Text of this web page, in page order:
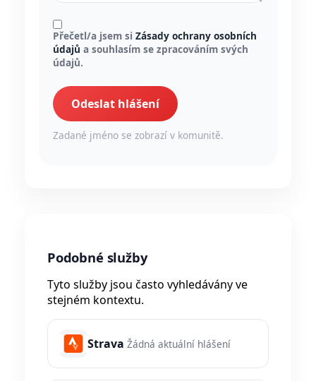
Přečetl/a jsem si Zásady ochrany osobních
údajů a souhlasím se zpracováním svých
údajů.
Odeslat hlášení
Zadané jméno se zobrazí v komunitě.
Podobné služby
Tyto služby jsou často vyhledávány ve
stejném kontextu.
Strava Žádná aktuální hlášení